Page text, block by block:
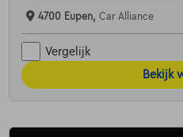
4700 Eupen, Car Alliance
Vergelijk
Bekijk